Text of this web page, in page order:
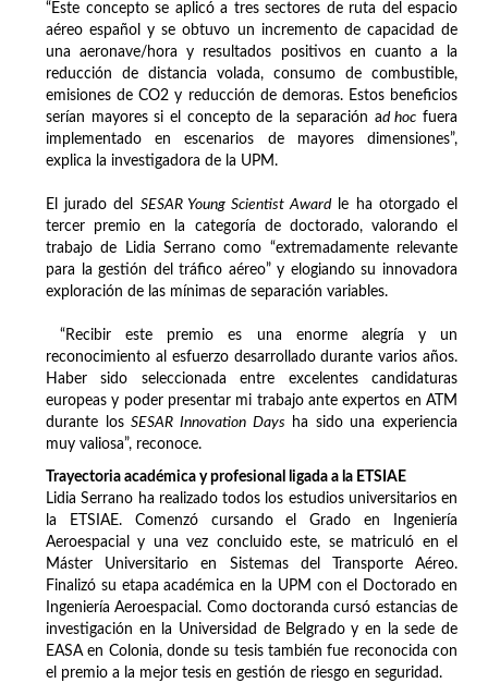
“Este concepto se aplicó a tres sectores de ruta del espacio
aéreo español y se obtuvo un incremento de capacidad de
una aeronave/hora y resultados positivos en cuanto a la
reducción de distancia volada, consumo de combustible,
emisiones de CO2 y reducción de demoras. Estos beneficios
serían mayores si el concepto de la separación ad hoc fuera
implementado en escenarios de mayores dimensiones”,
explica la investigadora de la UPM.
El jurado del SESAR Young Scientist Award le ha otorgado el
tercer premio en la categoría de doctorado, valorando el
trabajo de Lidia Serrano como “extremadamente relevante
para la gestión del tráfico aéreo” y elogiando su innovadora
exploración de las mínimas de separación variables.
“Recibir este premio es una enorme alegría y un
reconocimiento al esfuerzo desarrollado durante varios años.
Haber sido seleccionada entre excelentes candidaturas
europeas y poder presentar mi trabajo ante expertos en ATM
durante losSESAR Innovation Days ha sido una experiencia
muy valiosa”, reconoce.
Trayectoria académica y profesional ligada a la ETSIAE
Lidia Serrano ha realizado todos los estudios universitarios en
la ETSIAE. Comenzó cursando el Grado en Ingeniería
Aeroespacial y una vez concluido este, se matriculó en el
Máster Universitario en Sistemas del Transporte Aéreo.
Finalizó su etapa académica en la UPM con el Doctorado en
Ingeniería Aeroespacial. Como doctoranda cursó estancias de
investigación en la Universidad de Belgrado y en la sede de
EASA en Colonia, donde su tesis también fue reconocida con
el premio a la mejor tesis en gestión de riesgo en seguridad.